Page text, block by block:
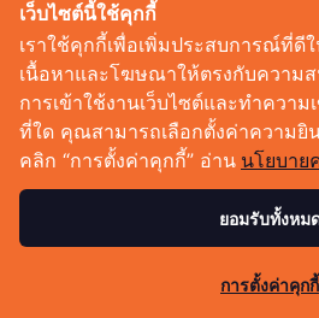
Corp Innov
Saucy
Sustainable
Videos
Podcast
© Copyright 2026 :Techsauce
เว็บไซต์นี้ใช้คุกกี้
เราใช้คุกกี้เพื่อเพิ่มประสบการณ์ที่ดี
เนื้อหาและโฆษณาให้ตรงกับความส
การเข้าใช้งานเว็บไซต์และทำความ
ที่ใด คุณสามารถเลือกตั้งค่าความยิ
คลิก “การตั้งค่าคุกกี้” อ่าน นโยบาย
ยอมรับทั้งหม
การตั้งค่าคุกกี้